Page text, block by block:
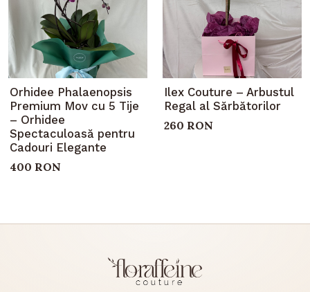
Orhidee Phalaenopsis
Premium Mov cu 5 Tije
– Orhidee
Spectaculoasă pentru
Cadouri Elegante
400 RON
Ilex Couture – Arbustul
Regal al Sărbătorilor
260 RON